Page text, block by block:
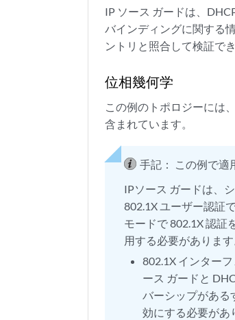
IP ソース ガードは、
バインディングに関する
ントリと照合して検証で
位相幾何学
この例のトポロジーには
含まれています。
手記：
この例で適
IPソース ガードは、
802.1X ユーザー認証
モードで 802.1X 認証
用する必要があります
802.1X インター
ース ガードと
バーシップがある
効にする必要があ